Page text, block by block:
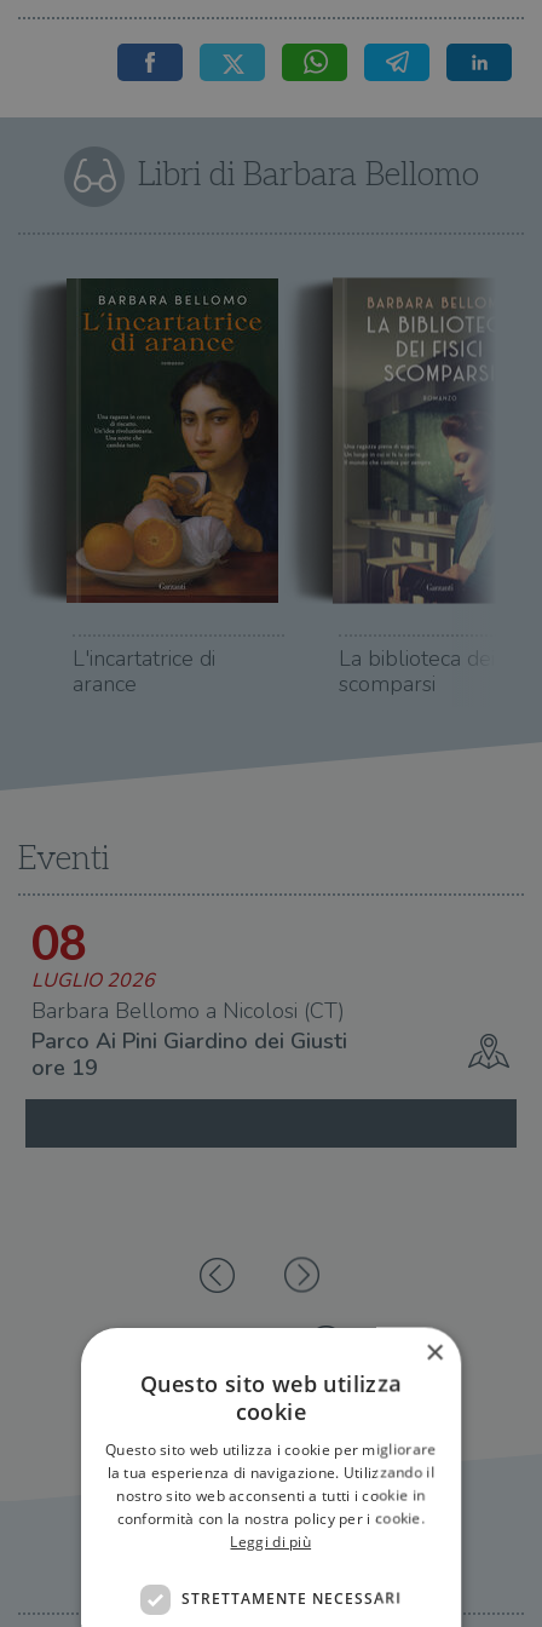
Libri di Barbara Bellomo
L'incartatrice di
arance
La biblioteca dei fisici
scomparsi
Eventi
08
LUGLIO 2026
Barbara Bellomo a Nicolosi (CT)
Parco Ai Pini Giardino dei Giusti
ore 19
Citazioni
×
Questo sito web utilizza
cookie
Questo sito web utilizza i cookie per migliorare
la tua esperienza di navigazione. Utilizzando il
nostro sito web acconsenti a tutti i cookie in
conformità con la nostra policy per i cookie.
Leggi di più
STRETTAMENTE NECESSARI